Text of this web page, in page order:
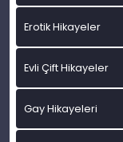
Erotik Hikayeler
Evli Çift Hikayeler
Gay Hikayeleri